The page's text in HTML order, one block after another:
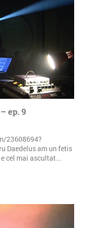
ep. 9
23608694?
Daedelus am un fetis
cel mai ascultat...